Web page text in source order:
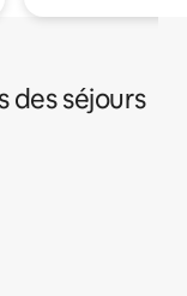
des séjours